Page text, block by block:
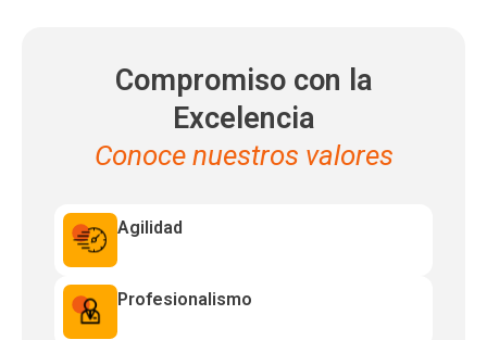
Compromiso con la
Excelencia
Conoce nuestros valores
Agilidad
Profesionalismo